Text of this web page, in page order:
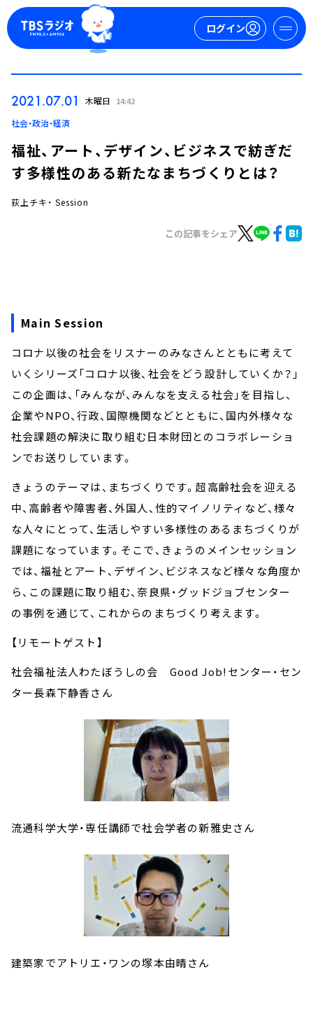
ログイン
お知らせ
YouTube
会社情報
2021.07.01 木曜日 14:42
社会・政治・経済
福祉、アート、デザイン、ビジネスで紡ぎだ
す多様性のある新たなまちづくりとは？
荻上チキ・ Session
この記事をシェア
Main Session
コロナ以後の社会をリスナーのみなさんとともに考えて
いくシリーズ「コロナ以後、社会をどう設計していくか？」
この企画は、「みんなが、みんなを支える社会」を目指し、
企業やNPO、行政、国際機関などとともに、国内外様々な
社会課題の解決に取り組む日本財団とのコラボレーショ
ンでお送りしています。
きょうのテーマは、まちづくりです。超高齢社会を迎える
中、高齢者や障害者、外国人、性的マイノリティなど、様々
な人々にとって、生活しやすい多様性のあるまちづくりが
課題になっています。そこで、きょうのメインセッション
では、福祉とアート、デザイン、ビジネスなど様々な角度か
ら、この課題に取り組む、奈良県・グッドジョブセンター
の事例を通じて、これからのまちづくり考えます。
【リモートゲスト】
社会福祉法人わたぼうしの会 Good Job!センター・セン
ター長森下静香さん
流通科学大学・専任講師で社会学者の新雅史さん
建築家でアトリエ・ワンの塚本由晴さん